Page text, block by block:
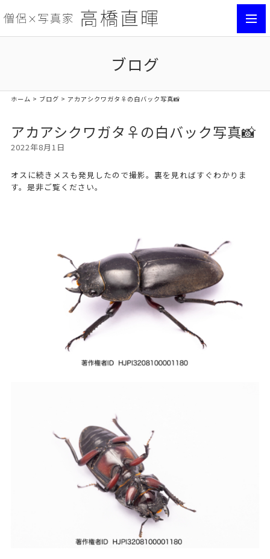
ブログ
ホーム > ブログ > アカアシクワガタ♀の白バック写真📸
アカアシクワガタ♀の白バック写真📸
2022年8月1日
オスに続きメスも発見したので撮影。裏を見ればすぐわかりま
す。是非ご覧ください。